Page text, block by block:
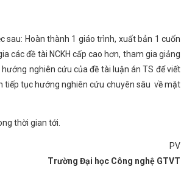
sau: Hoàn thành 1 giáo trình, xuất bản 1 cuốn
các đề tài NCKH cấp cao hơn, tham gia giảng
nghiên cứu của đề tài luận án TS để viết
tiếp tục hướng nghiên cứu chuyên sâu về mặt
thời gian tới.
PV
Trường Đại học Công nghệ GTVT